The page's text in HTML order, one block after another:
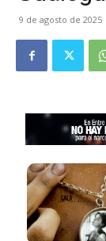
9 de agosto de 2025